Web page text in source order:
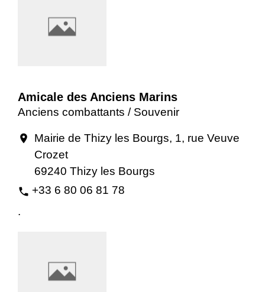
Amicale des Anciens Marins
Anciens combattants / Souvenir
location_on
Mairie de Thizy les Bourgs, 1, rue Veuve
Crozet
69240 Thizy les Bourgs
phone +33 6 80 06 81 78
.